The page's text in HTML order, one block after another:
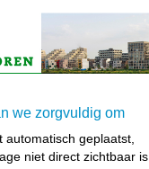
we zorgvuldig om
geplaatst,
niet direct zichtbaar is.